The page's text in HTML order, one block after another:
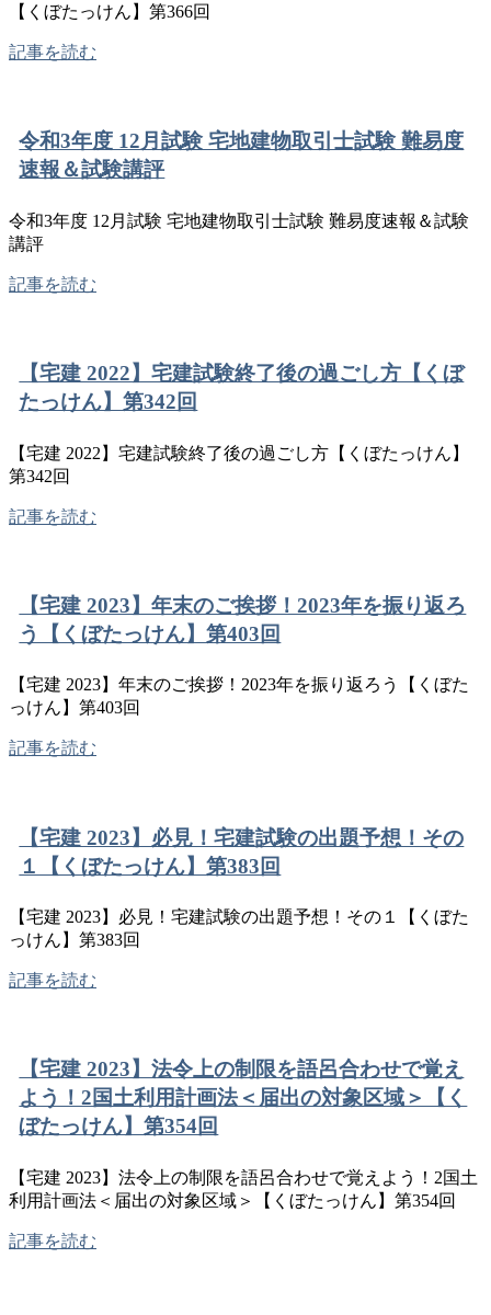
【くぼたっけん】第366回
記事を読む
令和3年度 12月試験 宅地建物取引士試験 難易度
速報＆試験講評
令和3年度 12月試験 宅地建物取引士試験 難易度速報＆試験
講評
記事を読む
【宅建 2022】宅建試験終了後の過ごし方【くぼ
たっけん】第342回
【宅建 2022】宅建試験終了後の過ごし方【くぼたっけん】
第342回
記事を読む
【宅建 2023】年末のご挨拶！2023年を振り返ろ
う【くぼたっけん】第403回
【宅建 2023】年末のご挨拶！2023年を振り返ろう【くぼた
っけん】第403回
記事を読む
【宅建 2023】必見！宅建試験の出題予想！その
１【くぼたっけん】第383回
【宅建 2023】必見！宅建試験の出題予想！その１【くぼた
っけん】第383回
記事を読む
【宅建 2023】法令上の制限を語呂合わせで覚え
よう！2国土利用計画法＜届出の対象区域＞【く
ぼたっけん】第354回
【宅建 2023】法令上の制限を語呂合わせで覚えよう！2国土
利用計画法＜届出の対象区域＞【くぼたっけん】第354回
記事を読む